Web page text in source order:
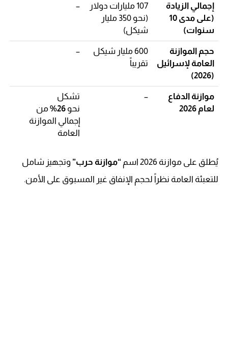
إجمالي الزيادة
(على مدى 10
سنوات)
107 مليارات دولار
(نحو 350 مليار
شيكل)
–
حجم الموازنة
العامة لإسرائيل
(2026)
600 مليار شيكل
تقريباً
–
موازنة الدفاع
لعام 2026
–
تشكل
نحو 26%
من
إجمالي الموازنة
العامة
يُطلق على موازنة 2026 اسم “موازنة حرب” وتجهيز شامل
للتعبئة العامة نظراً لحجم الإنفاق غير المسبوق على الأمن.